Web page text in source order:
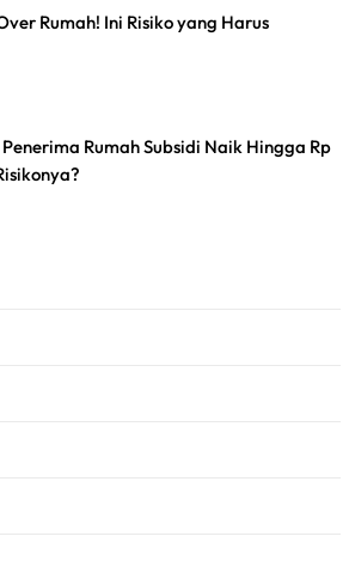
Rumah! Ini Risiko yang Harus
Rumah Subsidi Naik Hingga Rp